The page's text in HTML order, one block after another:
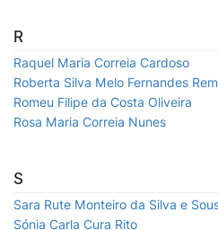
R
Raquel Maria Correia Cardoso
Roberta Silva Melo Fernandes
Romeu Filipe da Costa Oliveira
Rosa Maria Correia Nunes
S
Sara Rute Monteiro da Silva e
Sónia Carla Cura Rito